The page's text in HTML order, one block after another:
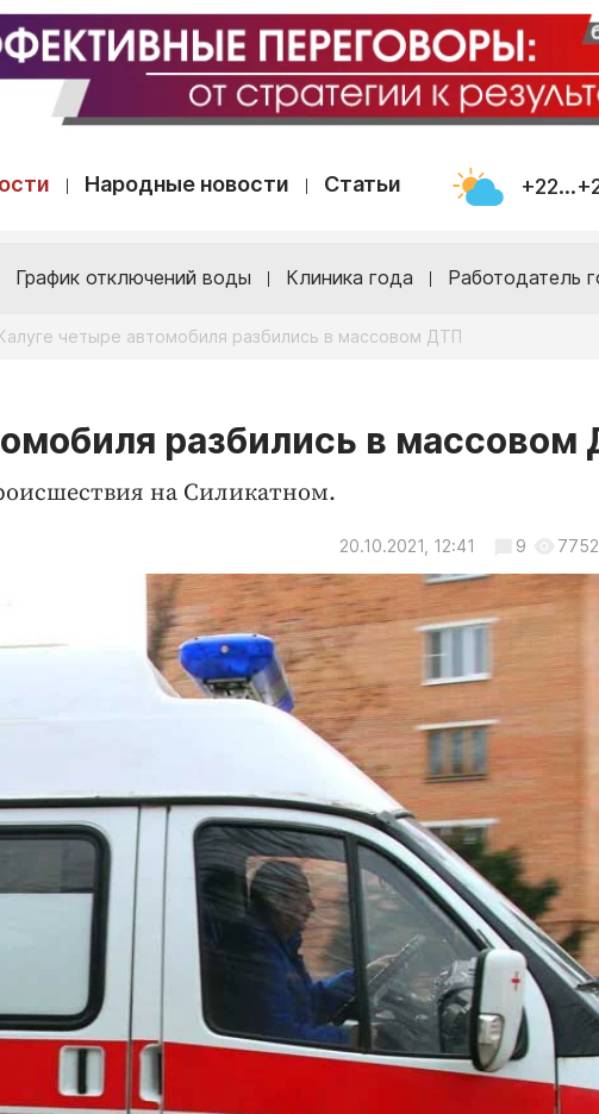
Народные новости Статьи
График отключений воды Клиника года Работодатель
четыре автомобиля разбились в массовом ДТП
разбились в массовом
на Силикатном.
20.10.2021, 12:41 9 7752